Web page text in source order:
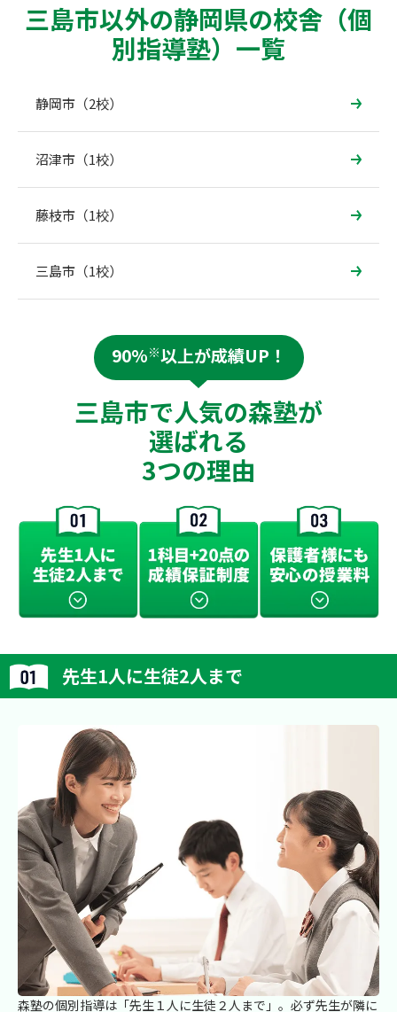
動画でわかる！森塾
校舎一覧
三島市以外の静岡県の校舎（個
別指導塾）一覧
静岡市（2校）
沼津市（1校）
藤枝市（1校）
三島市（1校）
90%※以上が成績UP！
三島市で人気の森塾が
選ばれる
3つの理由
先生1人に生徒2人まで
森塾の個別指導は「先生１人に生徒２人まで」。必ず先生が隣に